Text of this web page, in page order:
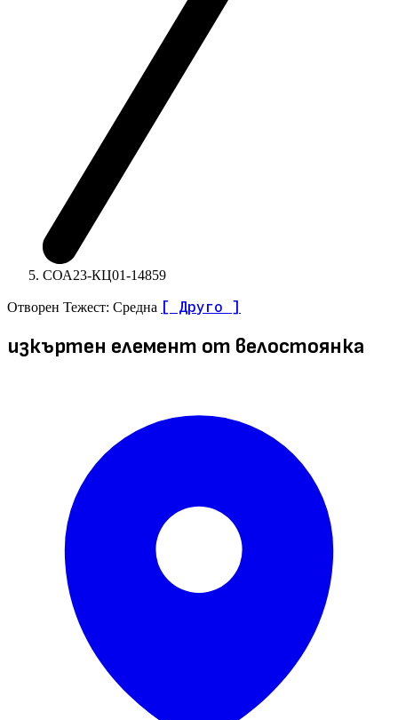
СОА23-КЦ01-14859
Отворен Тежест: Средна [ Друго ]
изкъртен елемент от велостоянка